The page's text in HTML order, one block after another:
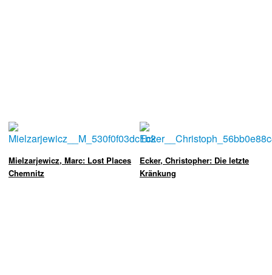
Mielzarjewicz, Marc: Lost Places
Chemnitz
Ecker, Christopher: Die letzte
Kränkung